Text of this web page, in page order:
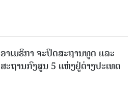
ອາເມຣິກາ ຈະປິດສະຖານທູດ ແ​ລະ
ສະຖານກົງສູນ 5 ແຫ່ງ​ຢູ່​ຕ່າງ​ປະ​ເທດ